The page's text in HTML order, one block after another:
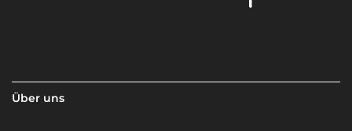
Über uns